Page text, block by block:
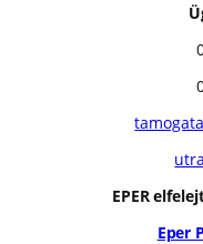
EPER
Eper